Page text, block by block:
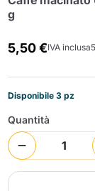
g
5,50 €IVA inclusa
Disponibile 3 pz
Quantità